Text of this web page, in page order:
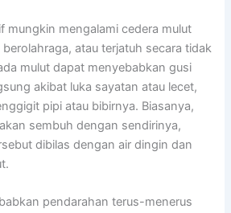
mungkin mengalami cedera mulut
atau terjatuh secara tidak
mulut dapat menyebabkan gusi
akibat luka sayatan atau lecet,
pipi atau bibirnya. Biasanya,
sembuh dengan sendirinya,
dibilas dengan air dingin dan
pendarahan terus-menerus